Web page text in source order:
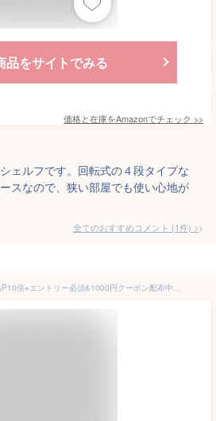
品をサイトでみる
価格と在庫をAmazonでチェック >>
ェルフです。回転式の４段タイプな
スなので、狭い部屋でも使い心地が
全てのおすすめコメント (1件) >
6段在庫あり【11月全品P10倍※エントリー必須&1000円クーポン配布中】ESLUVE ブックタワー 本棚 ブックシェルフ コンパクト 大容量 書架 書棚 省スペース スリム 薄型 オープンラック 飾り棚 収納 シェルフ 絵本棚 コミックラック スリムラック 6段 おしゃれ A4 2年保証